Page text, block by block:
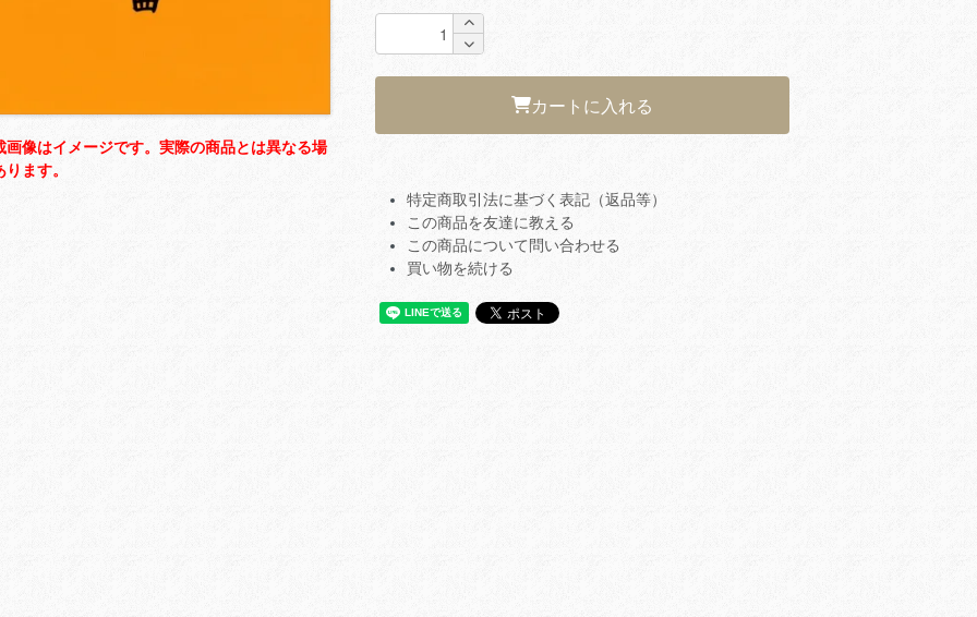
像はイメージです。実際の商品とは異なる場
ます。
カートに入れる
特定商取引法に基づく表記（返品等）
この商品を友達に教える
この商品について問い合わせる
買い物を続ける